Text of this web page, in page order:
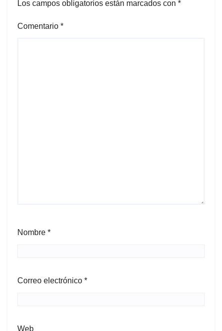
Los campos obligatorios están marcados con *
Comentario *
Nombre *
Correo electrónico *
Web